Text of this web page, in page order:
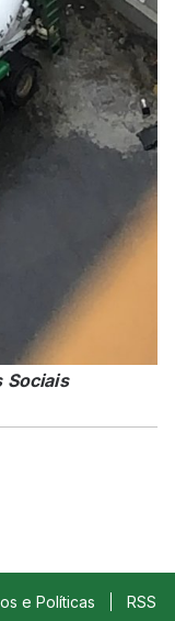
Sociais
e Políticas RSS